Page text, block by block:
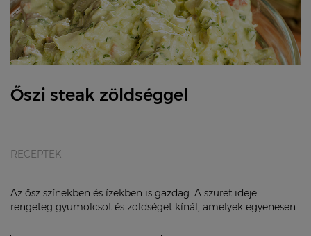
Őszi steak zöldséggel
RECEPTEK
Az ősz színekben és ízekben is gazdag. A szüret ideje
rengeteg gyümölcsöt és zöldséget kínál, amelyek egyenesen